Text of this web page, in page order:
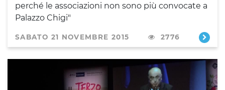
perché le associazioni non sono più convocate a
Palazzo Chigi"
SABATO 21 NOVEMBRE 2015 2776